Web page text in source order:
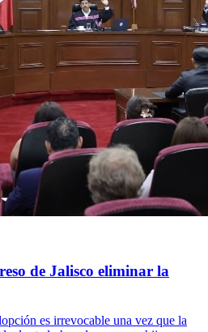
de Jalisco eliminar la
es irrevocable una vez que la